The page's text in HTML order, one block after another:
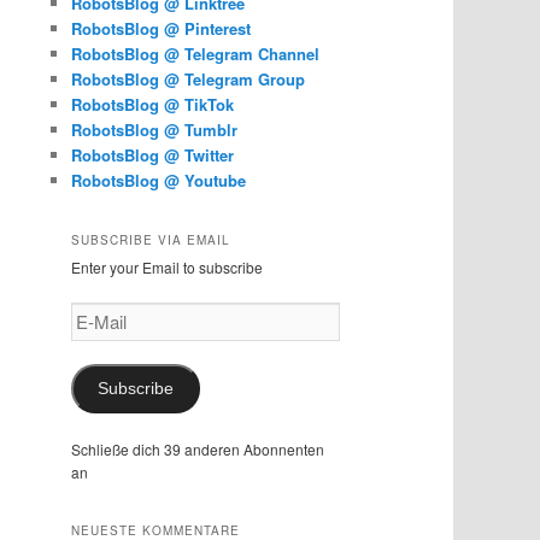
RobotsBlog @ Pinterest
RobotsBlog @ Telegram Channel
RobotsBlog @ Telegram Group
RobotsBlog @ TikTok
RobotsBlog @ Tumblr
RobotsBlog @ Twitter
RobotsBlog @ Youtube
SUBSCRIBE VIA EMAIL
Enter your Email to subscribe
E-
Mail
Subscribe
Schließe dich 39 anderen Abonnenten
an
NEUESTE KOMMENTARE